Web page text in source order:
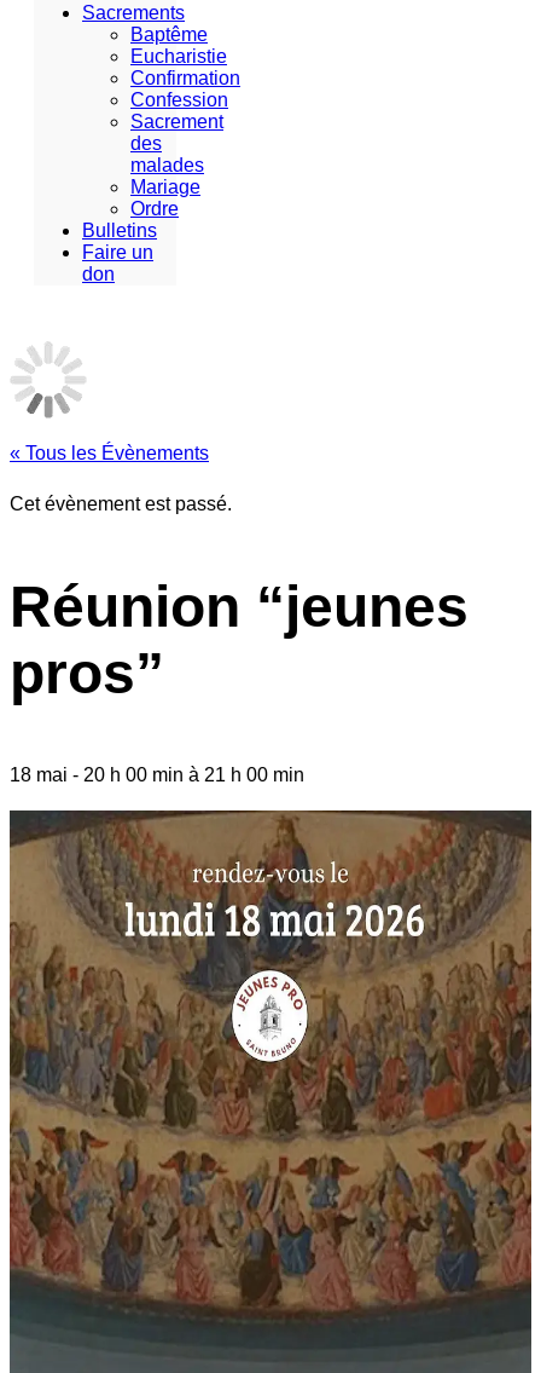
Sacrements
Baptême
Eucharistie
Confirmation
Confession
Sacrement
des
malades
Mariage
Ordre
Bulletins
Faire un
don
« Tous les Évènements
Cet évènement est passé.
Réunion “jeunes
pros”
18 mai - 20 h 00 min à 21 h 00 min